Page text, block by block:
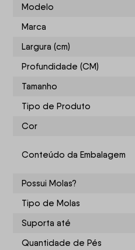
Modelo
Marca
Largura (cm)
Profundidade (CM)
Tamanho
Tipo de Produto
Cor
Conteúdo da Embalagem
Possui Molas?
Tipo de Molas
Suporta até
Quantidade de Pés